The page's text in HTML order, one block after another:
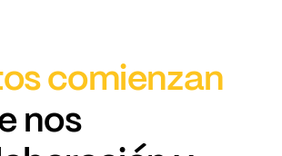
comienzan
nos